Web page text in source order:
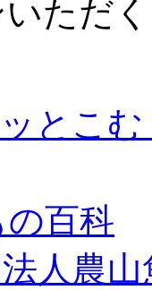
ただ
とこ
百科
人農